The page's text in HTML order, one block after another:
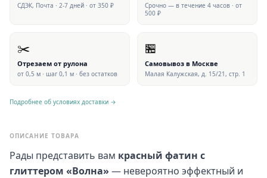
СДЭК, Почта · 2-7 дней · от 350 ₽
Срочно — в течение 4 часов · от
500 ₽
✂️
Отрезаем от рулона
от 0,5 м · шаг 0,1 м · без остатков
🏪
Самовывоз в Москве
Малая Калужская, д. 15/21, стр. 1
Подробнее об условиях доставки →
ОПИСАНИЕ ТОВАРА
Рады представить вам красный фатин с
глиттером «Волна» — невероятно эффектный и